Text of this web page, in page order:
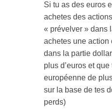
Si tu as des euros
achetes des
« prévelver » dans
achetes une action
dans la partie
plus d’euros et
européenne de
sur la base de tes
perds)